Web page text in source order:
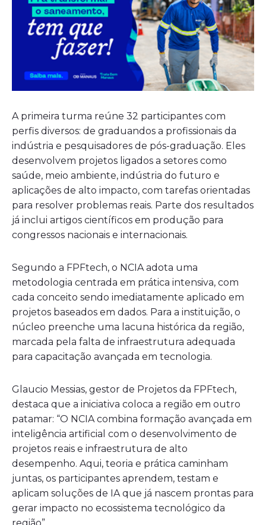
A primeira turma reúne 32 participantes com
perfis diversos: de graduandos a profissionais da
indústria e pesquisadores de pós-graduação. Eles
desenvolvem projetos ligados a setores como
saúde, meio ambiente, indústria do futuro e
aplicações de alto impacto, com tarefas orientadas
para resolver problemas reais. Parte dos resultados
já inclui artigos científicos em produção para
congressos nacionais e internacionais.
Segundo a FPFtech, o NCIA adota uma
metodologia centrada em prática intensiva, com
cada conceito sendo imediatamente aplicado em
projetos baseados em dados. Para a instituição, o
núcleo preenche uma lacuna histórica da região,
marcada pela falta de infraestrutura adequada
para capacitação avançada em tecnologia.
Glaucio Messias, gestor de Projetos da FPFtech,
destaca que a iniciativa coloca a região em outro
patamar: “O NCIA combina formação avançada em
inteligência artificial com o desenvolvimento de
projetos reais e infraestrutura de alto
desempenho. Aqui, teoria e prática caminham
juntas, os participantes aprendem, testam e
aplicam soluções de IA que já nascem prontas para
gerar impacto no ecossistema tecnológico da
região”